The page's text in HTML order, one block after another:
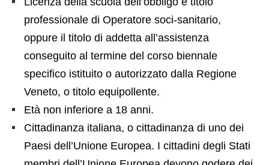
professionale di Operatore soci-sanitario,
oppure il titolo di addetta all’assistenza
conseguito al termine del corso biennale
specifico istituito o autorizzato dalla Regione
Veneto, o titolo equipollente.
Età non inferiore a 18 anni.
Cittadinanza italiana, o cittadinanza di uno dei
Paesi dell’Unione Europea. I cittadini degli Stati